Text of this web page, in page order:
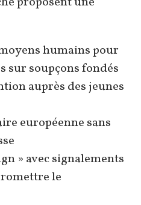
humains pour
sur soupçons fondés
auprès des jeunes
européenne sans
» avec signalements
le